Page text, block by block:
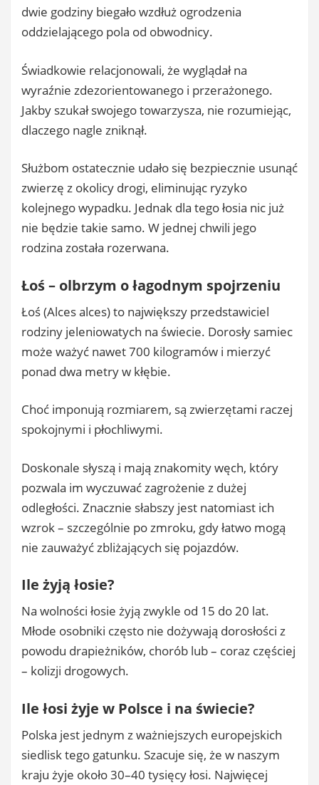
dwie godziny biegało wzdłuż ogrodzenia
oddzielającego pola od obwodnicy.
Świadkowie relacjonowali, że wyglądał na
wyraźnie zdezorientowanego i przerażonego.
Jakby szukał swojego towarzysza, nie rozumiejąc,
dlaczego nagle zniknął.
Służbom ostatecznie udało się bezpiecznie usunąć
zwierzę z okolicy drogi, eliminując ryzyko
kolejnego wypadku. Jednak dla tego łosia nic już
nie będzie takie samo. W jednej chwili jego
rodzina została rozerwana.
Łoś – olbrzym o łagodnym spojrzeniu
Łoś (Alces alces) to największy przedstawiciel
rodziny jeleniowatych na świecie. Dorosły samiec
może ważyć nawet 700 kilogramów i mierzyć
ponad dwa metry w kłębie.
Choć imponują rozmiarem, są zwierzętami raczej
spokojnymi i płochliwymi.
Doskonale słyszą i mają znakomity węch, który
pozwala im wyczuwać zagrożenie z dużej
odległości. Znacznie słabszy jest natomiast ich
wzrok – szczególnie po zmroku, gdy łatwo mogą
nie zauważyć zbliżających się pojazdów.
Ile żyją łosie?
Na wolności łosie żyją zwykle od 15 do 20 lat.
Młode osobniki często nie dożywają dorosłości z
powodu drapieżników, chorób lub – coraz częściej
– kolizji drogowych.
Ile łosi żyje w Polsce i na świecie?
Polska jest jednym z ważniejszych europejskich
siedlisk tego gatunku. Szacuje się, że w naszym
kraju żyje około 30–40 tysięcy łosi. Najwięcej